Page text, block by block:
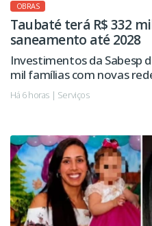
OBRAS
Taubaté terá R$ 332
saneamento até 2028
Investimentos da Sabesp
mil famílias com novas
regiões da cidade.
Há 6 horas | Serviços